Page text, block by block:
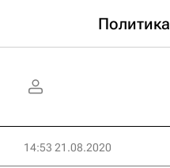
Политика
14:53 21.08.2020